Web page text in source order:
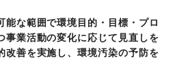
能な範囲で環境目的・目標・プロ
事業活動の変化に応じて見直しを
改善を実施し、環境汚染の予防を